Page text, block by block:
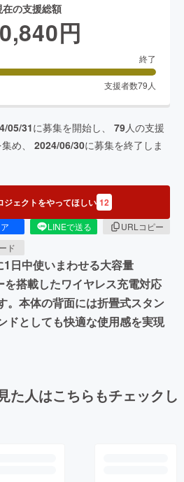
在の支援総額
円
終了
支援者数79 人
05/31に募集を開始し、 79人の支援
め、 2024/06/30に募集を終了しま
ジェクトをやってほしい 12
LINEで送る
URLコピー
ド
日中使いまわせる大容量
搭載したワイヤレス充電対応
。本体の背面には折畳式スタン
ドとしても快適な使用感を実現
た人はこちらもチェックし